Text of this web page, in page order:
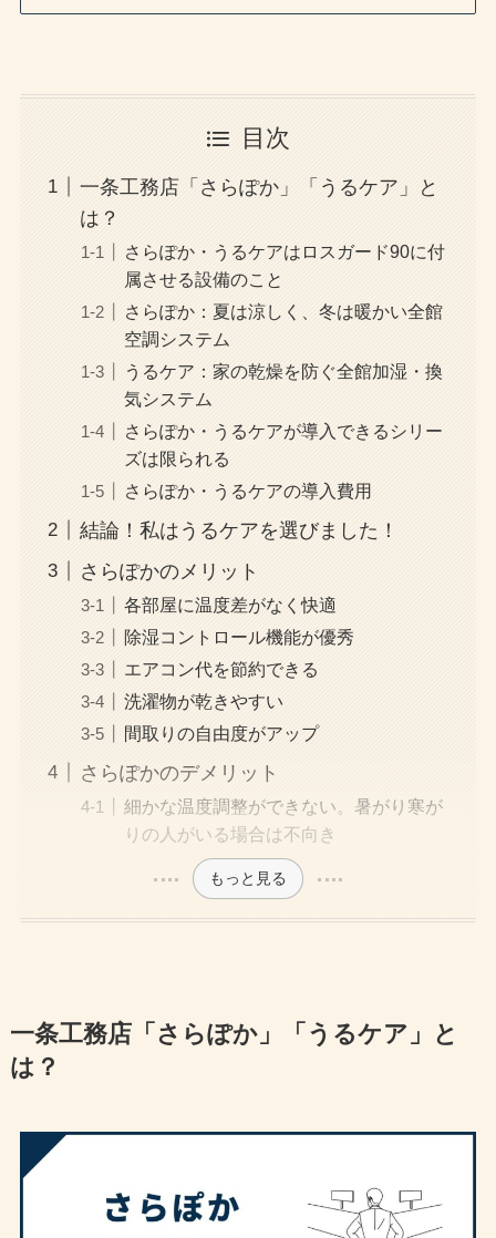
目次
一条工務店「さらぽか」「うるケア」と
は？
さらぽか・うるケアはロスガード90に付
属させる設備のこと
さらぽか：夏は涼しく、冬は暖かい全館
空調システム
うるケア：家の乾燥を防ぐ全館加湿・換
気システム
さらぽか・うるケアが導入できるシリー
ズは限られる
さらぽか・うるケアの導入費用
結論！私はうるケアを選びました！
さらぽかのメリット
各部屋に温度差がなく快適
除湿コントロール機能が優秀
エアコン代を節約できる
洗濯物が乾きやすい
間取りの自由度がアップ
さらぽかのデメリット
細かな温度調整ができない。暑がり寒が
りの人がいる場合は不向き
もっと見る
一条工務店「さらぽか」「うるケア」と
は？